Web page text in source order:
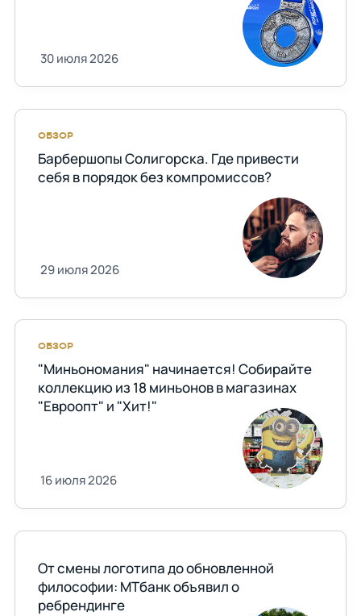
30 июля 2026
ОБЗОР
Барбершопы Солигорска. Где привести
себя в порядок без компромиссов?
29 июля 2026
ОБЗОР
"Миньономания" начинается! Собирайте
коллекцию из 18 миньонов в магазинах
"Евроопт" и "Хит!"
16 июля 2026
От смены логотипа до обновленной
философии: МТбанк объявил о
ребрендинге